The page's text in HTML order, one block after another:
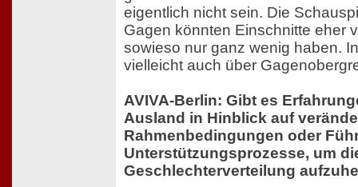
eigentlich nicht sein. Die
Gagen könnten Einschnitte eher
sowieso nur ganz wenig haben.
vielleicht auch über
AVIVA-Berlin: Gibt es
Ausland in Hinblick auf
Rahmenbedingungen oder
Unterstützungsprozesse, um
Geschlechterverteilung